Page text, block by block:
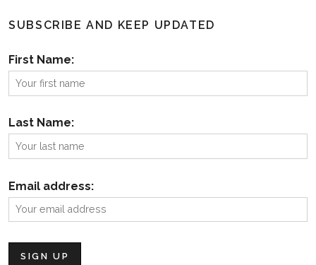
SUBSCRIBE AND KEEP UPDATED
First Name:
Last Name:
Email address: